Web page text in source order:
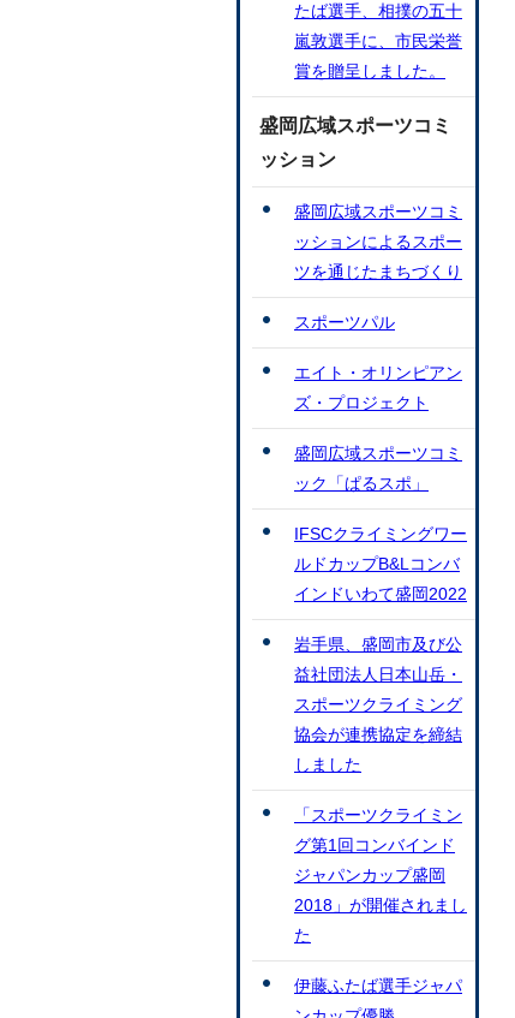
たば選手、相撲の五十
嵐敦選手に、市民栄誉
賞を贈呈しました。
盛岡広域スポーツコミ
ッション
盛岡広域スポーツコミ
ッションによるスポー
ツを通じたまちづくり
スポーツパル
エイト・オリンピアン
ズ・プロジェクト
盛岡広域スポーツコミ
ック「ぱるスポ」
IFSCクライミングワー
ルドカップB&Lコンバ
インドいわて盛岡2022
岩手県、盛岡市及び公
益社団法人日本山岳・
スポーツクライミング
協会が連携協定を締結
しました
「スポーツクライミン
グ第1回コンバインド
ジャパンカップ盛岡
2018」が開催されまし
た
伊藤ふたば選手ジャパ